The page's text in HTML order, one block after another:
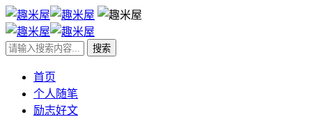
首页
个人随笔
励志好文